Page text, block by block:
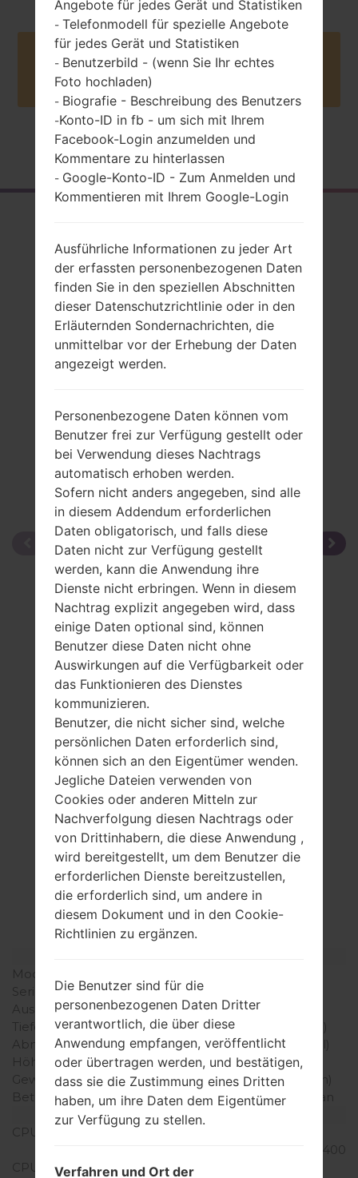
Buy accessories on Amazon
Serie
LGP655K(LGP655K)
akaLG Optimus F3
Vergleiche
Spezifikation
LGP655K(LGP655K)
akaLG Optimus F3
Modell
Serie
LG Optimus F3
Ausgabe
Jun, 2013
Tiefe
10.1 millimeter (0.40 Zoll)
Abmessungen (Breite /
Höhe)
116.1 x 62 (4.57 x 2.44 Zoll)
Gewicht
113.4 gramm (3.99 unzen)
Betriebssystem
Android 4.1-4.3 Jelly Bean
Ausrüstung
CPU
MSM8930 Snapdragon 400
CPU-Kerne
Dual-core
Angebote für jedes Gerät und Statistiken
- Telefonmodell für spezielle Angebote
für jedes Gerät und Statistiken
- Benutzerbild - (wenn Sie Ihr echtes
Foto hochladen)
- Biografie - Beschreibung des Benutzers
-Konto-ID in fb - um sich mit Ihrem
Facebook-Login anzumelden und
Kommentare zu hinterlassen
- Google-Konto-ID - Zum Anmelden und
Kommentieren mit Ihrem Google-Login
Ausführliche Informationen zu jeder Art
der erfassten personenbezogenen Daten
finden Sie in den speziellen Abschnitten
dieser Datenschutzrichtlinie oder in den
Erläuternden Sondernachrichten, die
unmittelbar vor der Erhebung der Daten
angezeigt werden.
Personenbezogene Daten können vom
Benutzer frei zur Verfügung gestellt oder
bei Verwendung dieses Nachtrags
automatisch erhoben werden.
Sofern nicht anders angegeben, sind alle
in diesem Addendum erforderlichen
Daten obligatorisch, und falls diese
Daten nicht zur Verfügung gestellt
werden, kann die Anwendung ihre
Dienste nicht erbringen. Wenn in diesem
Nachtrag explizit angegeben wird, dass
einige Daten optional sind, können
Benutzer diese Daten nicht ohne
Auswirkungen auf die Verfügbarkeit oder
das Funktionieren des Dienstes
kommunizieren.
Benutzer, die nicht sicher sind, welche
persönlichen Daten erforderlich sind,
können sich an den Eigentümer wenden.
Jegliche Dateien verwenden von
Cookies oder anderen Mitteln zur
Nachverfolgung diesen Nachtrags oder
von Drittinhabern, die diese Anwendung ,
wird bereitgestellt, um dem Benutzer die
erforderlichen Dienste bereitzustellen,
die erforderlich sind, um andere in
diesem Dokument und in den Cookie-
Richtlinien zu ergänzen.
Die Benutzer sind für die
personenbezogenen Daten Dritter
verantwortlich, die über diese
Anwendung empfangen, veröffentlicht
oder übertragen werden, und bestätigen,
dass sie die Zustimmung eines Dritten
haben, um ihre Daten dem Eigentümer
zur Verfügung zu stellen.
Verfahren und Ort der